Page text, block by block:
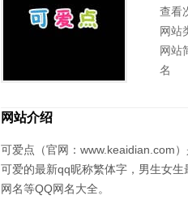
查看
网站
网站
名
网站介绍
可爱点（官网：www.keaidian.com
可爱的最新qq昵称繁体字，男生女
网名等QQ网名大全。